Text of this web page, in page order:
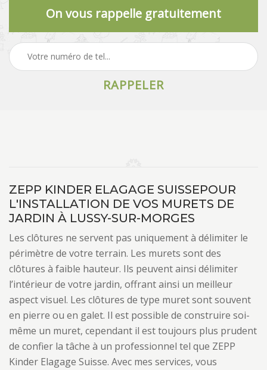
On vous rappelle gratuitement
ZEPP KINDER ELAGAGE SUISSEPOUR
L'INSTALLATION DE VOS MURETS DE
JARDIN À LUSSY-SUR-MORGES
Les clôtures ne servent pas uniquement à délimiter le
périmètre de votre terrain. Les murets sont des
clôtures à faible hauteur. Ils peuvent ainsi délimiter
l’intérieur de votre jardin, offrant ainsi un meilleur
aspect visuel. Les clôtures de type muret sont souvent
en pierre ou en galet. Il est possible de construire soi-
même un muret, cependant il est toujours plus prudent
de confier la tâche à un professionnel tel que ZEPP
Kinder Elagage Suisse. Avec mes services, vous